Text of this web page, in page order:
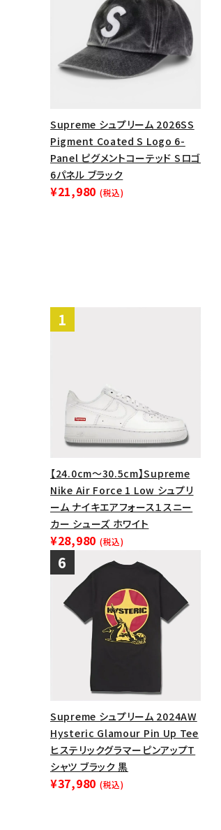
Supreme シュプリーム 2026SS
Pigment Coated S Logo 6-
Panel ピグメントコーテッド Sロゴ
6パネル ブラック
¥21,980 (税込)
【24.0cm～30.5cm】Supreme
Nike Air Force 1 Low シュプリ
ーム ナイキエアフォース１スニー
カー シューズ ホワイト
¥28,980 (税込)
Supreme シュプリーム 2024AW
Hysteric Glamour Pin Up Tee
ヒステリックグラマーピンアップT
シャツ ブラック 黒
¥37,980 (税込)